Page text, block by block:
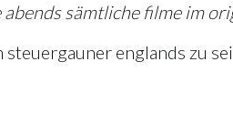
sämtliche filme im
englands zu